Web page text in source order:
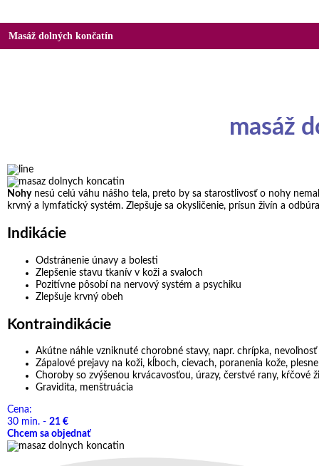
Masáž dolných končatín
masáž
Nohynesú celú váhu nášho tela, preto by sa starostlivosť o nohy
krvný a lymfatický systém. Zlepšuje sa okysličenie, prísun živín a
Indikácie
Odstránenie únavy a bolesti
Zlepšenie stavu tkanív v koži a svaloch
Pozitívne pôsobí na nervový systém a psychiku
Zlepšuje krvný obeh
Kontraindikácie
Akútne náhle vzniknuté chorobné stavy, napr. chrípka, nevoľnosť
Zápalové prejavy na koži, kĺboch, cievach, poranenia kože, plesne
Choroby so zvýšenou krvácavosťou, úrazy, čerstvé rany, kŕčové
Gravidita, menštruácia
Cena:
30 min. - 21 €
Chcem sa objednať